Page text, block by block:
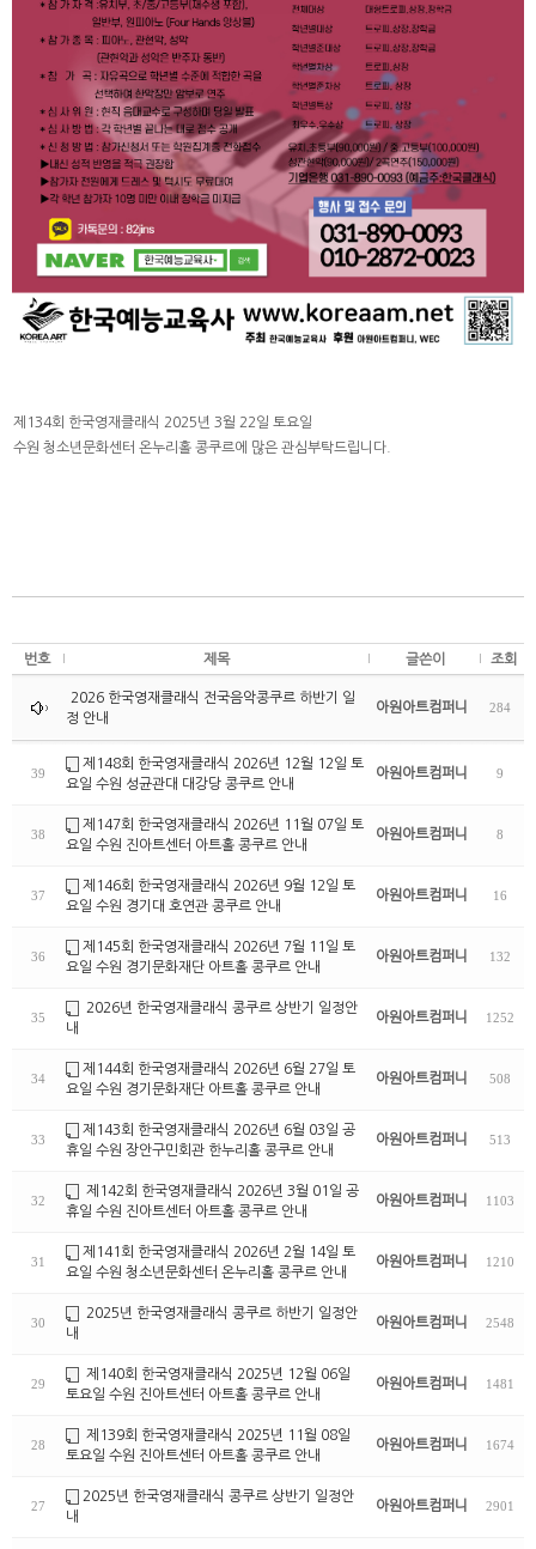
제134회 한국영재클래식 2025년 3월 22일 토요일
수원 청소년문화센터 온누리홀 콩쿠르에 많은 관심부탁드립니다.
번호 제목 글쓴이 조회
2026 한국영재클래식 전국음악콩쿠르 하반기 일
정 안내
아원아트컴퍼니 284
39
제148회 한국영재클래식 2026년 12월 12일 토
요일 수원 성균관대 대강당 콩쿠르 안내
아원아트컴퍼니 9
38
제147회 한국영재클래식 2026년 11월 07일 토
요일 수원 진아트센터 아트홀 콩쿠르 안내
아원아트컴퍼니 8
37
제146회 한국영재클래식 2026년 9월 12일 토
요일 수원 경기대 호연관 콩쿠르 안내
아원아트컴퍼니 16
36
제145회 한국영재클래식 2026년 7월 11일 토
요일 수원 경기문화재단 아트홀 콩쿠르 안내
아원아트컴퍼니 132
35
2026년 한국영재클래식 콩쿠르 상반기 일정안
내
아원아트컴퍼니 1252
34
제144회 한국영재클래식 2026년 6월 27일 토
요일 수원 경기문화재단 아트홀 콩쿠르 안내
아원아트컴퍼니 508
33
제143회 한국영재클래식 2026년 6월 03일 공
휴일 수원 장안구민회관 한누리홀 콩쿠르 안내
아원아트컴퍼니 513
32
제142회 한국영재클래식 2026년 3월 01일 공
휴일 수원 진아트센터 아트홀 콩쿠르 안내
아원아트컴퍼니 1103
31
제141회 한국영재클래식 2026년 2월 14일 토
요일 수원 청소년문화센터 온누리홀 콩쿠르 안내
아원아트컴퍼니 1210
30
2025년 한국영재클래식 콩쿠르 하반기 일정안
내
아원아트컴퍼니 2548
29
제140회 한국영재클래식 2025년 12월 06일
토요일 수원 진아트센터 아트홀 콩쿠르 안내
아원아트컴퍼니 1481
28
제139회 한국영재클래식 2025년 11월 08일
토요일 수원 진아트센터 아트홀 콩쿠르 안내
아원아트컴퍼니 1674
27
2025년 한국영재클래식 콩쿠르 상반기 일정안
내
아원아트컴퍼니 2901